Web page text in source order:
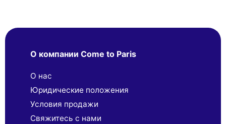
О компании Come to Paris
О нас
Юридические положения
Условия продажи
Свяжитесь с нами